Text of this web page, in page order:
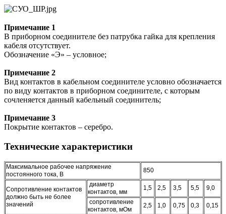
Примечание 1
В приборном соединителе без патрубка гайка для крепления
кабеля отсутствует.
Обозначение «Э» – условное;
Примечание 2
Вид контактов в кабельном соединителе условно обозначается
по виду контактов в приборном соединителе, с которым
сочленяется данный кабельный соединитель;
Примечание 3
Покрытие контактов – серебро.
Технические характеристики
Максимальное рабочее напряжение
постоянного тока, В
850
Сопротивление контактов
должно быть не более
значений
диаметр
контактов, мм
1,5 2,5 3,5 5,5
9,0
сопротивление
контактов, мОм
2,5 1,0 0,75 0,3
0,15